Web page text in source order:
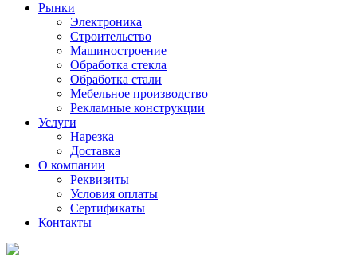
Рынки
Электроника
Строительство
Машиностроение
Обработка стекла
Обработка стали
Мебельное производство
Рекламные конструкции
Услуги
Нарезка
Доставка
О компании
Реквизиты
Условия оплаты
Сертификаты
Контакты